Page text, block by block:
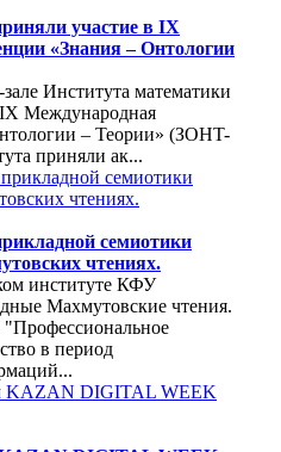
участие в IX
«Знания – Онтологии
Института математики
Международная
– Теории» (ЗОНT-
приняли ак...
семиотики
чтениях.
институте КФУ
Махмутовские чтения.
"Профессиональное
в период